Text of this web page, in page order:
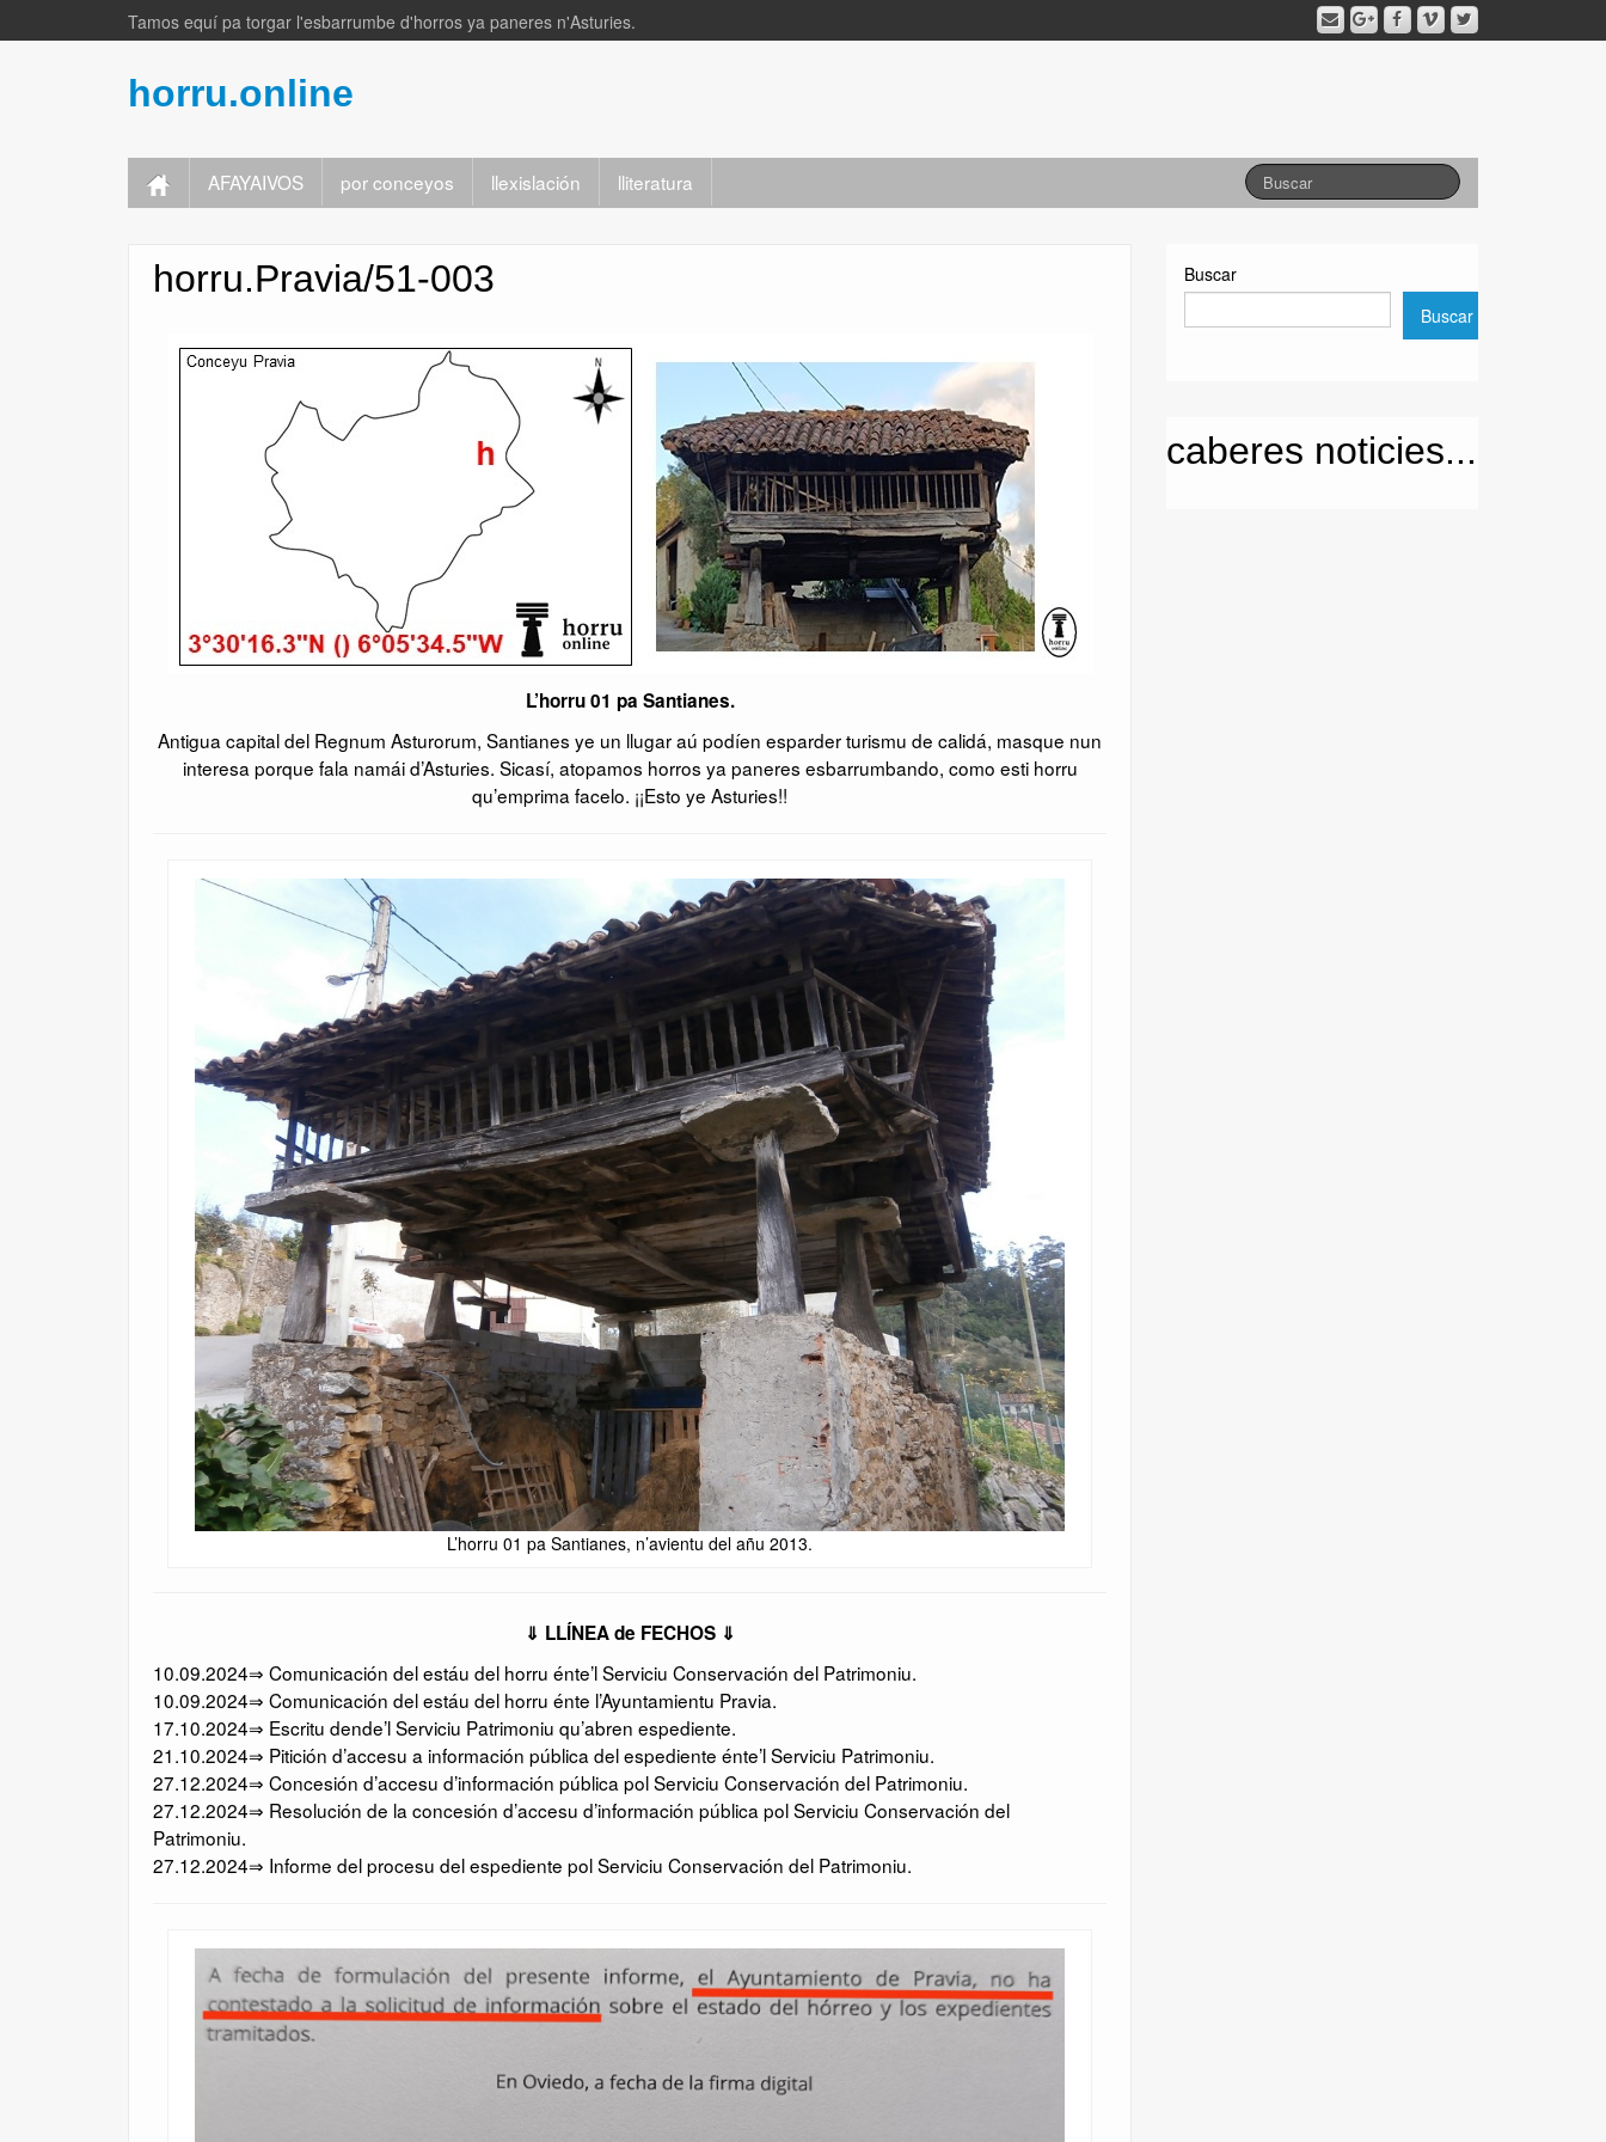
Tamos equí pa torgar l'esbarrumbe d'horros ya paneres n'Asturies.
horru.online
AFAYAIVOS por conceyos llexislación lliteratura
horru.Pravia/51-003
L’horru 01 pa Santianes.
Antigua capital del Regnum Asturorum, Santianes ye un llugar aú podíen esparder turismu de calidá, masque nun
interesa porque fala namái d’Asturies. Sicasí, atopamos horros ya paneres esbarrumbando, como esti horru
qu’emprima facelo. ¡¡Esto ye Asturies!!
L’horru 01 pa Santianes, n’avientu del añu 2013.
⇓ LLÍNEA de FECHOS ⇓
10.09.2024⇒ Comunicación del estáu del horru énte’l Serviciu Conservación del Patrimoniu.
10.09.2024⇒ Comunicación del estáu del horru énte l’Ayuntamientu Pravia.
17.10.2024⇒ Escritu dende’l Serviciu Patrimoniu qu’abren espediente.
21.10.2024⇒ Pitición d’accesu a información pública del espediente énte’l Serviciu Patrimoniu.
27.12.2024⇒ Concesión d’accesu d’información pública pol Serviciu Conservación del Patrimoniu.
27.12.2024⇒ Resolución de la concesión d’accesu d’información pública pol Serviciu Conservación del
Patrimoniu.
27.12.2024⇒ Informe del procesu del espediente pol Serviciu Conservación del Patrimoniu.
Buscar
Buscar
caberes noticies...